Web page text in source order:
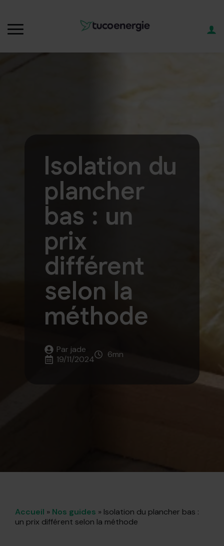
Isolation du
plancher
bas : un
prix
différent
selon la
méthode
Par jade
19/11/2024
6mn
Accueil » Nos guides » Isolation du plancher bas :
un prix différent selon la méthode